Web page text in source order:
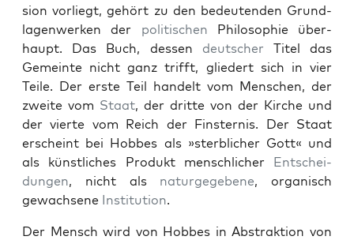
sion vor­liegt, gehört zu den bedeu­ten­den Grund­
la­gen­werken der poli­tis­chen Philoso­phie über­
haupt. Das Buch, dessen deutsch­er Titel das
Gemeinte nicht ganz trifft, gliedert sich in vier
Teile. Der erste Teil han­delt vom Men­schen, der
zweite vom Staat, der dritte von der Kirche und
der vierte vom Reich der Fin­ster­n­is. Der Staat
erscheint bei Hobbes als »sterblich­er Gott« und
als kün­stlich­es Pro­dukt men­schlich­er Entschei­
dun­gen, nicht als naturgegebene, organ­isch
gewach­sene Insti­tu­tion.
Der Men­sch wird von Hobbes in Abstrak­tion von